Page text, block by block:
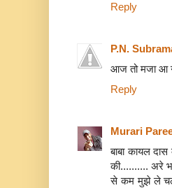
Reply
P.N.
आज तो मजा आ
Reply
Murari
बाबा कायल
की.......... अरे
से कम मुझे ले